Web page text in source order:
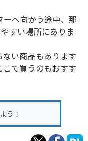
へ向かう途中、那
すい場所にありま
ない商品もあります
で買うのもおすす
う！